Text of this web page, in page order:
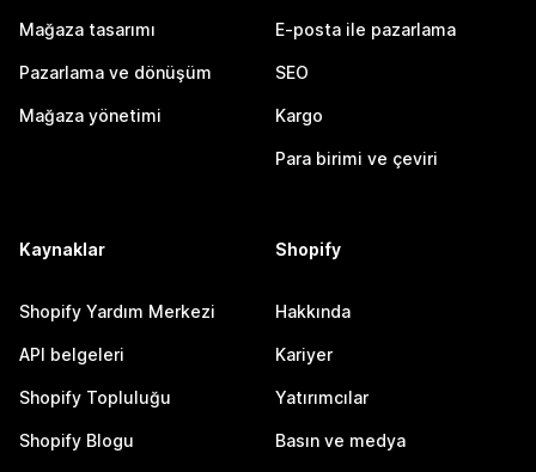
Mağaza tasarımı
Pazarlama ve dönüşüm
Mağaza yönetimi
E-posta ile pazarlama
SEO
Kargo
Para birimi ve çeviri
Kaynaklar
Shopify Yardım Merkezi
API belgeleri
Shopify Topluluğu
Shopify Blogu
Shopify
Hakkında
Kariyer
Yatırımcılar
Basın ve medya